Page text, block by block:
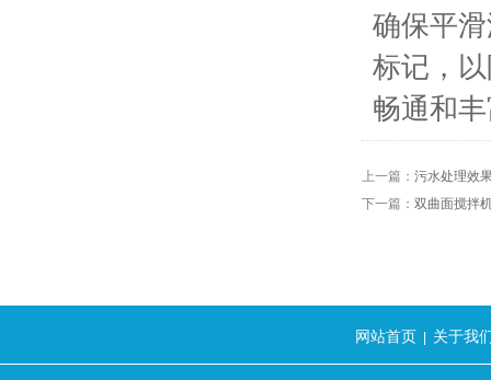
确保平
标记，
畅通和
上一篇： 污水处理效
下一篇： 双曲面搅拌
网站首页 关于我